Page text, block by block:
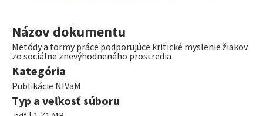
Názov dokumentu
Metódy a formy práce podporujúce kritické myslenie žiakov
zo sociálne znevýhodneného prostredia
Kategória
Publikácie NIVaM
Typ a veľkosť súboru